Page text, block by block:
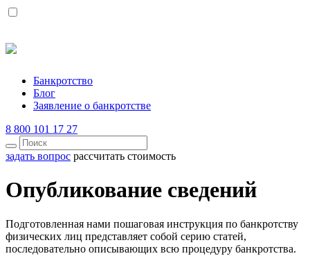
Банкротство
Блог
Заявление о банкротстве
8 800 101 17 27
задать вопрос рассчитать стоимость
Опубликование сведений
Подготовленная нами пошаговая инструкция по банкротству
физических лиц представляет собой серию статей,
последовательно описывающих всю процедуру банкротства.